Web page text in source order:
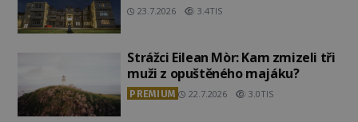
23.7.2026 3.4TIS
Strážci Eilean Mòr: Kam zmizeli tři
muži z opuštěného majáku?
PREMIUM 22.7.2026 3.0TIS